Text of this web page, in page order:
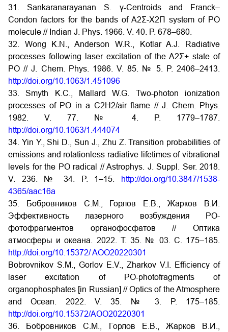
31. Sankaranarayanan S. γ-Centroids and Franck–
Condon factors for the bands of A2Σ-X2Π system of PO
molecule // Indian J. Phys. 1966. V. 40. P. 678–680.
32. Wong K.N., Anderson W.R., Kotlar A.J. Radiative
processes following laser excitation of the A2Σ+ state of
PO // J. Chem. Phys. 1986. V. 85. № 5. P. 2406–2413.
http://doi.org/10.1063/1.451096
33. Smyth K.C., Mallard W.G. Two-photon ionization
processes of PO in a C2H2/air flame // J. Chem. Phys.
1982. V. 77. № 4. P. 1779–1787.
http://doi.org/10.1063/1.444074
34. Yin Y., Shi D., Sun J., Zhu Z. Transition probabilities of
emissions and rotationless radiative lifetimes of vibrational
levels for the PO radical // Astrophys. J. Suppl. Ser. 2018.
V. 236. № 34. P. 1–15.
http://doi.org/10.3847/1538-
4365/aac16a
35. Бобровников С.М., Горлов Е.В., Жарков В.И.
Эффективность лазерного возбуждения PO-
фотофрагментов органофосфатов // Оптика
атмосферы и океана. 2022. Т. 35. № 03. С. 175–185.
http://doi.org/10.15372/ AOO20220301
Bobrovnikov S.M., Gorlov E.V., Zharkov V.I. Efficiency of
laser excitation of PO-photofragments of
organophosphates [in Russian] // Optics of the Atmosphere
and Ocean. 2022. V. 35. № 3. P. 175–185.
http://doi.org/10.15372/AOO20220301
36. Бобровников С.М., Горлов Е.В., Жарков В.И.,